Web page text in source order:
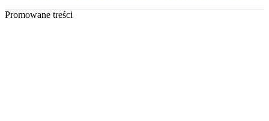
Promowane treści